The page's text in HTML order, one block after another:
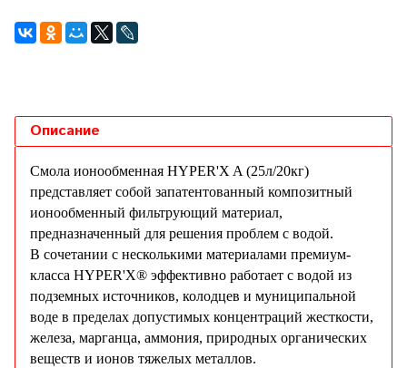
Описание
Смола ионообменная HYPER'X A (25л/20кг)
представляет собой запатентованный композитный
ионообменный фильтрующий материал,
предназначенный для решения проблем с водой.
В сочетании с несколькими материалами премиум-
класса HYPER'X® эффективно работает с водой из
подземных источников, колодцев и муниципальной
воде в пределах допустимых концентраций жесткости,
железа, марганца, аммония, природных органических
веществ и ионов тяжелых металлов.